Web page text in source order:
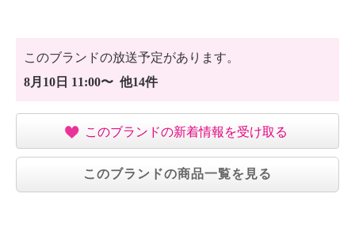
このブランドの放送予定があります。
8月10日 11:00〜 他14件
このブランドの新着情報を受け取る
このブランドの商品一覧を見る